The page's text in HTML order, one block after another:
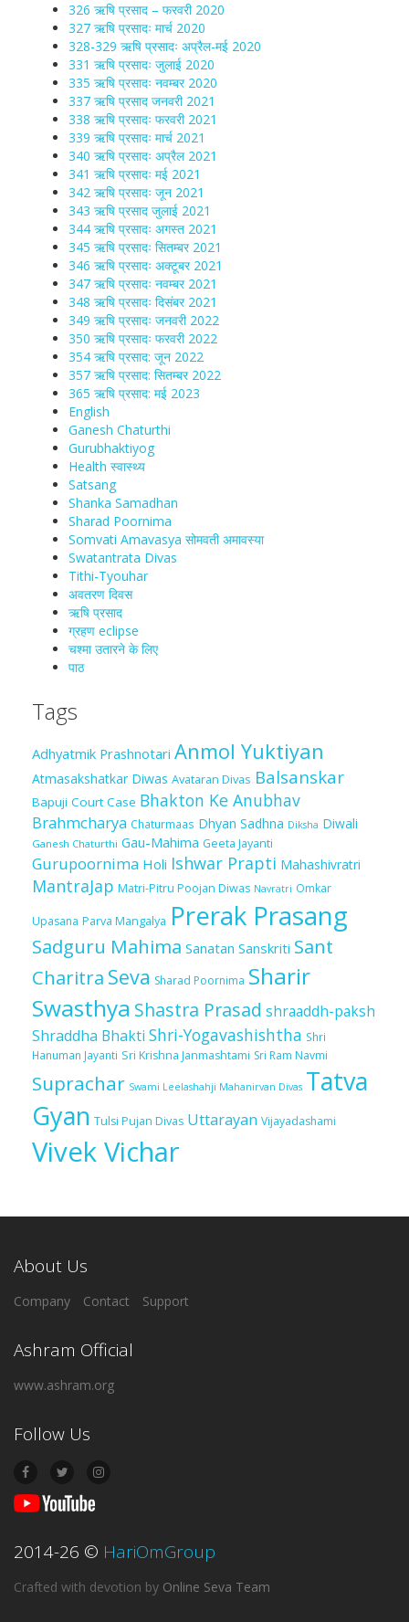
326 ऋषि प्रसाद – फरवरी 2020
327 ऋषि प्रसादः मार्च 2020
328-329 ऋषि प्रसादः अप्रैल-मई 2020
331 ऋषि प्रसादः जुलाई 2020
335 ऋषि प्रसादः नवम्बर 2020
337 ऋषि प्रसाद जनवरी 2021
338 ऋषि प्रसादः फरवरी 2021
339 ऋषि प्रसादः मार्च 2021
340 ऋषि प्रसादः अप्रैल 2021
341 ऋषि प्रसादः मई 2021
342 ऋषि प्रसादः जून 2021
343 ऋषि प्रसाद जुलाई 2021
344 ऋषि प्रसादः अगस्त 2021
345 ऋषि प्रसादः सितम्बर 2021
346 ऋषि प्रसादः अक्टूबर 2021
347 ऋषि प्रसादः नवम्बर 2021
348 ऋषि प्रसादः दिसंबर 2021
349 ऋषि प्रसादः जनवरी 2022
350 ऋषि प्रसादः फरवरी 2022
354 ऋषि प्रसाद: जून 2022
357 ऋषि प्रसाद: सितम्बर 2022
365 ऋषि प्रसाद: मई 2023
English
Ganesh Chaturthi
Gurubhaktiyog
Health स्वास्‍थ्‍य
Satsang
Shanka Samadhan
Sharad Poornima
Somvati Amavasya सोमवती अमावस्या
Swatantrata Divas
Tithi-Tyouhar
अवतरण दिवस
ऋषि प्रसाद
ग्रहण eclipse
चश्मा‍ उतारने के लिए
पाठ
Tags
Adhyatmik Prashnotari Anmol Yuktiyan
Atmasakshatkar Diwas Avataran Divas Balsanskar
Bapuji Court Case Bhakton Ke Anubhav
Brahmcharya Chaturmaas Dhyan Sadhna Diksha Diwali
Ganesh Chaturthi Gau-Mahima Geeta Jayanti
Gurupoornima Holi Ishwar Prapti Mahashivratri
MantraJap Matri-Pitru Poojan Diwas Navratri Omkar
Upasana Parva Mangalya Prerak Prasang
Sadguru Mahima Sanatan Sanskriti Sant
Charitra Seva Sharad Poornima Sharir
Swasthya Shastra Prasad shraaddh-paksh
Shraddha Bhakti Shri-Yogavashishtha Shri
Hanuman Jayanti Sri Krishna Janmashtami Sri Ram Navmi
Suprachar Swami Leelashahji Mahanirvan Divas Tatva
Gyan Tulsi Pujan Divas Uttarayan Vijayadashami
Vivek Vichar
About Us
Company Contact Support
Ashram Official
www.ashram.org
Follow Us
2014-26 © HariOmGroup
Crafted with devotion by Online Seva Team